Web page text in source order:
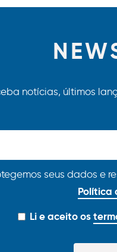
notícias, últimos
seus dados e
Política
Li e aceito os